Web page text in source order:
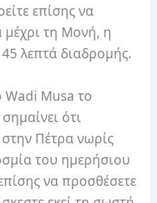
επίσης να
μέχρι τη Μονή, η
λεπτά διαδρομής.
Wadi Musa το
ότι
Πέτρα νωρίς
του ημερήσιου
να προσθέσετε